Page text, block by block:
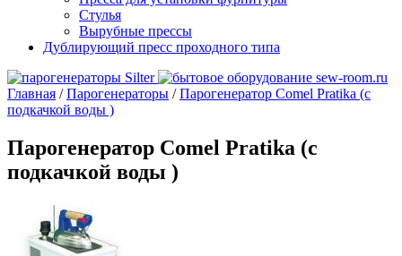
Стулья
Вырубные прессы
Дублирующий пресс проходного типа
Главная /Парогенераторы /Парогенератор Comel Pratika (с
подкачкой воды )
Парогенератор Comel Pratika (с
подкачкой воды )